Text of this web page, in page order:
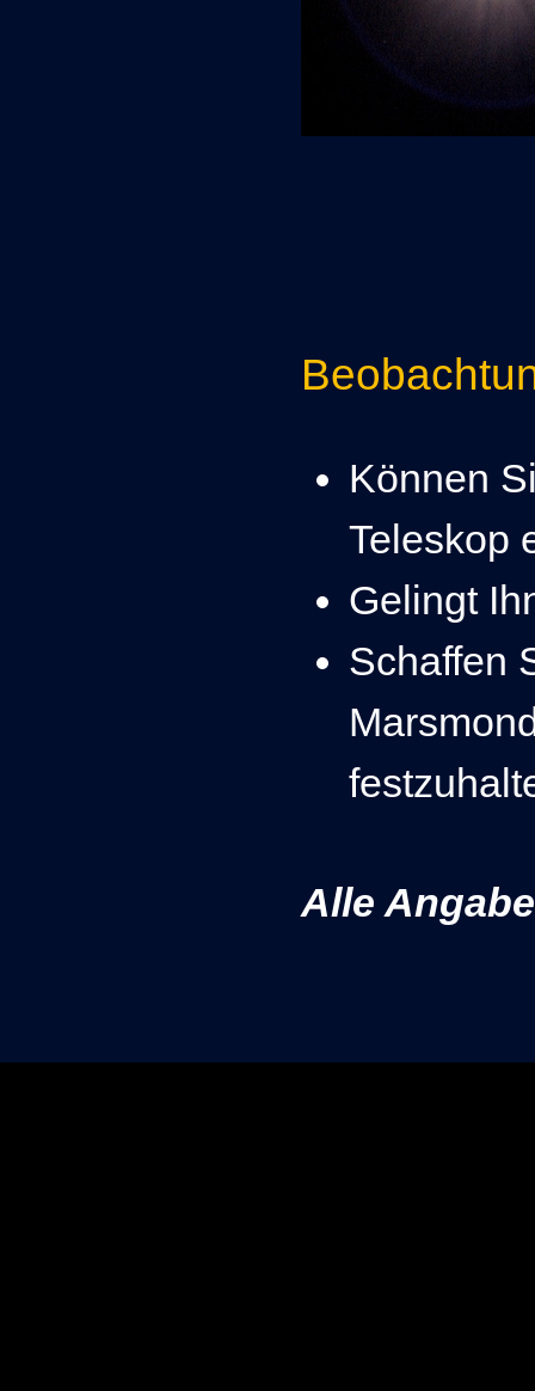
Können
Teleskop
Gelingt
Schaffen
Alle